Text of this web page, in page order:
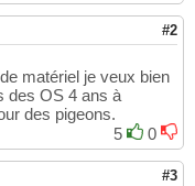
#2
matériel je veux bien
des OS 4 ans à
des pigeons.
5
0
#3